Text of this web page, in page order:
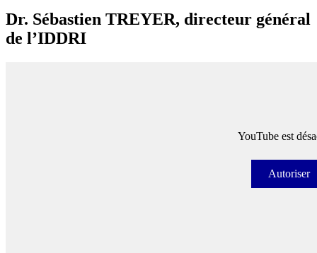
Dr. Sébastien TREYER​, directeur général
de l’IDDRI
YouTube est
Autoriser